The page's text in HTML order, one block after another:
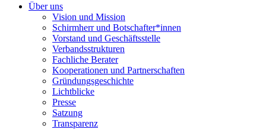
Über uns
Vision und Mission
Schirmherr und Botschafter*innen
Vorstand und Geschäftsstelle
Verbandsstrukturen
Fachliche Berater
Kooperationen und Partnerschaften
Gründungsgeschichte
Lichtblicke
Presse
Satzung
Transparenz